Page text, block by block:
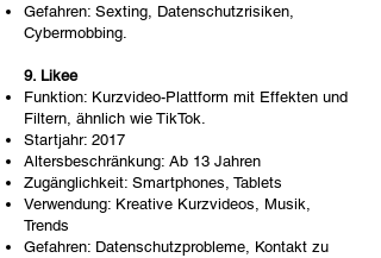
Gefahren: Sexting, Datenschutzrisiken,
Cybermobbing.
9. Likee
Funktion: Kurzvideo-Plattform mit Effekten und
Filtern, ähnlich wie TikTok.
Startjahr: 2017
Altersbeschränkung: Ab 13 Jahren
Zugänglichkeit: Smartphones, Tablets
Verwendung: Kreative Kurzvideos, Musik,
Trends
Gefahren: Datenschutzprobleme, Kontakt zu